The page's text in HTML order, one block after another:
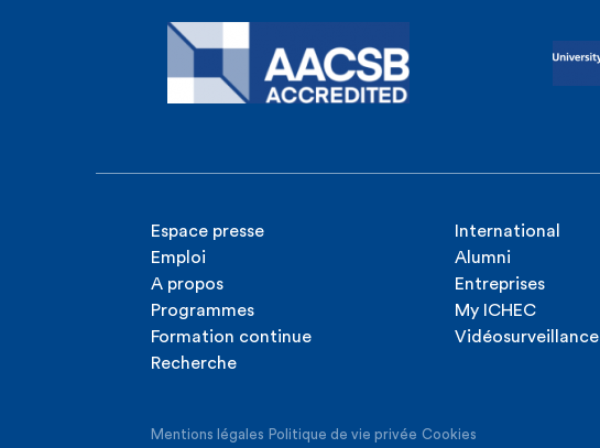
Espace presse
Emploi
A propos
Programmes
Formation continue
Recherche
International
Alumni
Entreprises
My ICHEC
Vidéosurveillance
Mentions légales Politique de vie privée Cookies